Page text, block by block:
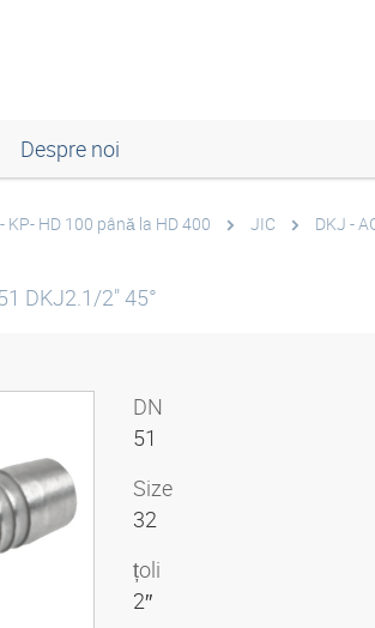
Despre noi
HD 100 până la HD 400 JIC DKJ -
DKJ2.1/2" 45°
DN
51
Size
32
țoli
2″